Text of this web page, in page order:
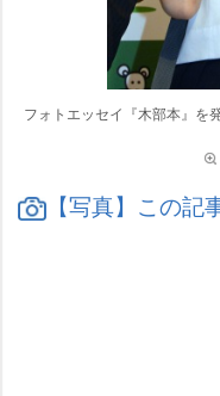
フォトエッセイ『木部本』を
【写真】この記